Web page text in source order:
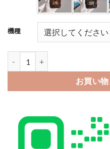
機種
お買い